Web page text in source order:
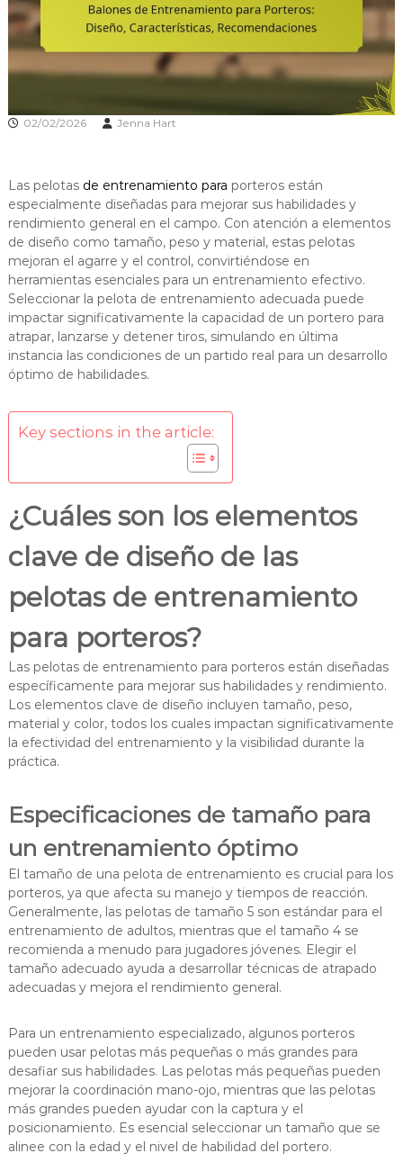
02/02/2026 Jenna Hart
Las pelotas de entrenamiento para porteros están
especialmente diseñadas para mejorar sus habilidades y
rendimiento general en el campo. Con atención a elementos
de diseño como tamaño, peso y material, estas pelotas
mejoran el agarre y el control, convirtiéndose en
herramientas esenciales para un entrenamiento efectivo.
Seleccionar la pelota de entrenamiento adecuada puede
impactar significativamente la capacidad de un portero para
atrapar, lanzarse y detener tiros, simulando en última
instancia las condiciones de un partido real para un desarrollo
óptimo de habilidades.
Key sections in the article:
¿Cuáles son los elementos
clave de diseño de las
pelotas de entrenamiento
para porteros?
Las pelotas de entrenamiento para porteros están diseñadas
específicamente para mejorar sus habilidades y rendimiento.
Los elementos clave de diseño incluyen tamaño, peso,
material y color, todos los cuales impactan significativamente
la efectividad del entrenamiento y la visibilidad durante la
práctica.
Especificaciones de tamaño para
un entrenamiento óptimo
El tamaño de una pelota de entrenamiento es crucial para los
porteros, ya que afecta su manejo y tiempos de reacción.
Generalmente, las pelotas de tamaño 5 son estándar para el
entrenamiento de adultos, mientras que el tamaño 4 se
recomienda a menudo para jugadores jóvenes. Elegir el
tamaño adecuado ayuda a desarrollar técnicas de atrapado
adecuadas y mejora el rendimiento general.
Para un entrenamiento especializado, algunos porteros
pueden usar pelotas más pequeñas o más grandes para
desafiar sus habilidades. Las pelotas más pequeñas pueden
mejorar la coordinación mano-ojo, mientras que las pelotas
más grandes pueden ayudar con la captura y el
posicionamiento. Es esencial seleccionar un tamaño que se
alinee con la edad y el nivel de habilidad del portero.